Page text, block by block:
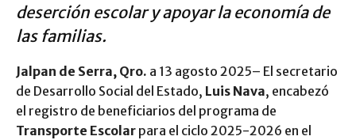
deserción escolar y apoyar la economía de
las familias.
Jalpan de Serra, Qro. a 13 agosto 2025– El secretario
de Desarrollo Social del Estado, Luis Nava, encabezó
el registro de beneficiarios del programa de
Transporte Escolar para el ciclo 2025-2026 en el